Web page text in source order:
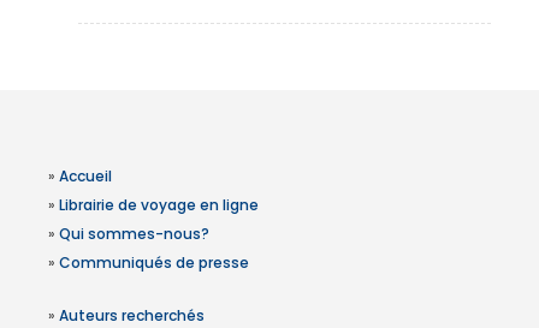
» Accueil
» Librairie de voyage en ligne
» Qui sommes-nous?
» Communiqués de presse
» Auteurs recherchés